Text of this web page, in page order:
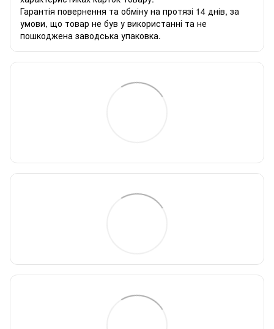
Гарантія повернення та обміну на протязі 14 днів, за
умови, що товар не був у використанні та не
пошкоджена заводська упаковка.